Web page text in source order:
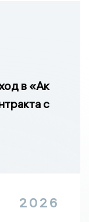
в «Ак
с
2026